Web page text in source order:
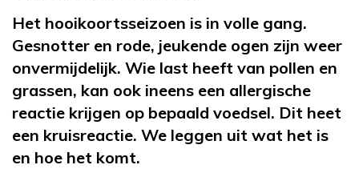
Het hooikoortsseizoen is in volle gang.
Gesnotter en rode, jeukende ogen zijn weer
onvermijdelijk. Wie last heeft van pollen en
grassen, kan ook ineens een allergische
reactie krijgen op bepaald voedsel. Dit heet
een kruisreactie. We leggen uit wat het is
en hoe het komt.